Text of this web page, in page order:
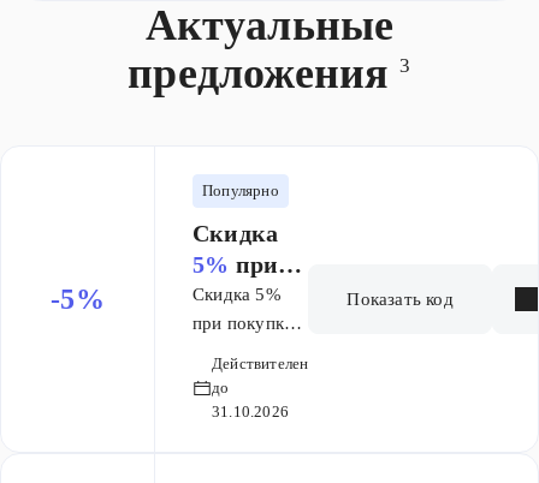
Актуальные
предложения 3
-5%
Популярно
Скидка
5% при
покупке
от6 000 ₽
Скидка 5%
при покупке
рублей по
промокоду.
Действителен
до
31.10.2026
Показать код